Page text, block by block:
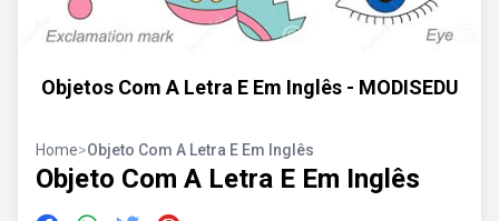
Objetos Com A Letra E Em Inglês - MODISEDU
Home>Objeto Com A Letra E Em Inglês
Objeto Com A Letra E Em Inglês